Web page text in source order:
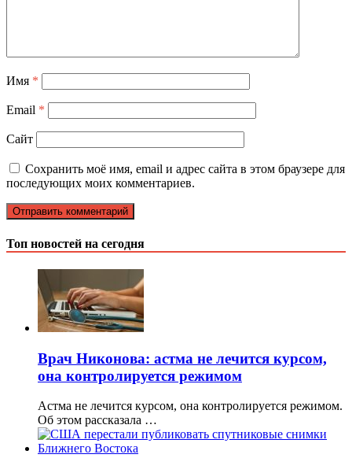
Имя *
Email *
Сайт
Сохранить моё имя, email и адрес сайта в этом браузере для
последующих моих комментариев.
Топ новостей на сегодня
Врач Никонова: астма не лечится курсом,
она контролируется режимом
Астма не лечится курсом, она контролируется режимом.
Об этом рассказала …